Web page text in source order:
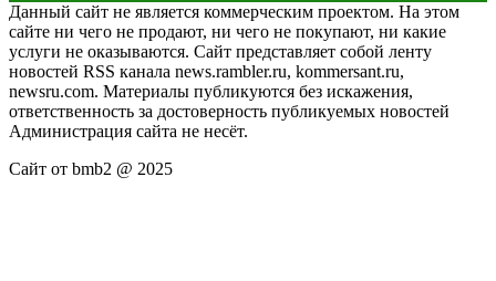
Данный сайт не является коммерческим проектом. На этом
сайте ни чего не продают, ни чего не покупают, ни какие
услуги не оказываются. Сайт представляет собой ленту
новостей RSS канала news.rambler.ru, kommersant.ru,
newsru.com. Материалы публикуются без искажения,
ответственность за достоверность публикуемых новостей
Администрация сайта не несёт.
Сайт от bmb2 @ 2025